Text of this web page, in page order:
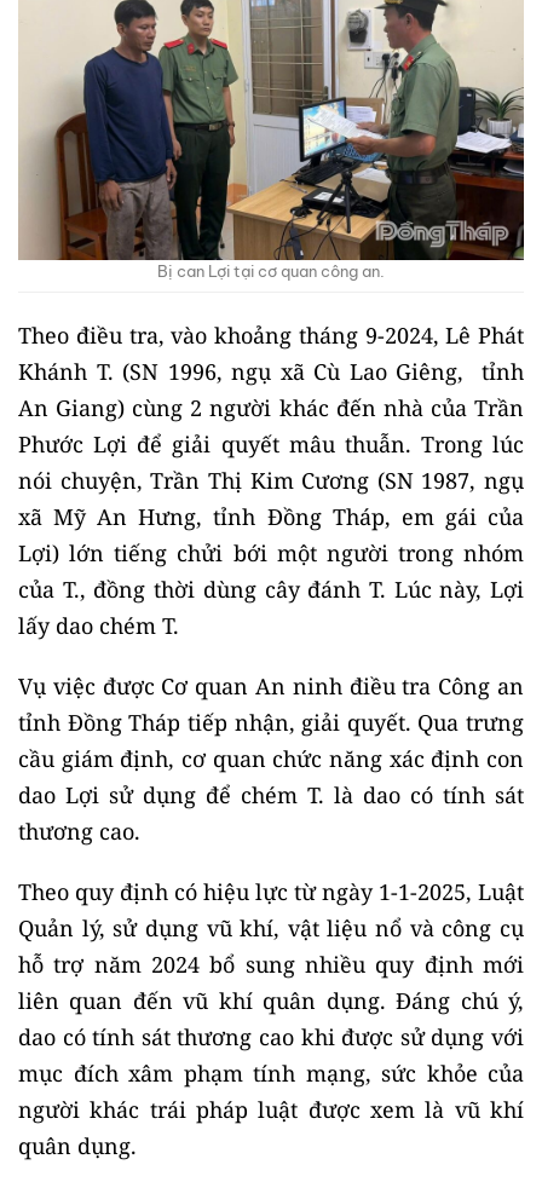
Bị can Lợi tại cơ quan công an.
Theo điều tra, vào khoảng tháng 9-2024, Lê Phát
Khánh T. (SN 1996, ngụ xã Cù Lao Giêng, tỉnh
An Giang) cùng 2 người khác đến nhà của Trần
Phước Lợi để giải quyết mâu thuẫn. Trong lúc
nói chuyện, Trần Thị Kim Cương (SN 1987, ngụ
xã Mỹ An Hưng, tỉnh Đồng Tháp, em gái của
Lợi) lớn tiếng chửi bới một người trong nhóm
của T., đồng thời dùng cây đánh T. Lúc này, Lợi
lấy dao chém T.
Vụ việc được Cơ quan An ninh điều tra Công an
tỉnh Đồng Tháp tiếp nhận, giải quyết. Qua trưng
cầu giám định, cơ quan chức năng xác định con
dao Lợi sử dụng để chém T. là dao có tính sát
thương cao.
Theo quy định có hiệu lực từ ngày 1-1-2025, Luật
Quản lý, sử dụng vũ khí, vật liệu nổ và công cụ
hỗ trợ năm 2024 bổ sung nhiều quy định mới
liên quan đến vũ khí quân dụng. Đáng chú ý,
dao có tính sát thương cao khi được sử dụng với
mục đích xâm phạm tính mạng, sức khỏe của
người khác trái pháp luật được xem là vũ khí
quân dụng.